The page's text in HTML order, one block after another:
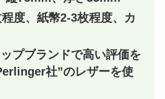
度、紙幣2-3枚程度、カ
プブランドで高い評価を
社”のレザーを使